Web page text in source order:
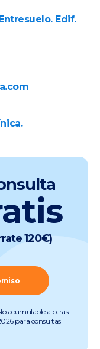
Edif.
120€)
acumulable a otras
para consultas
presbicia y